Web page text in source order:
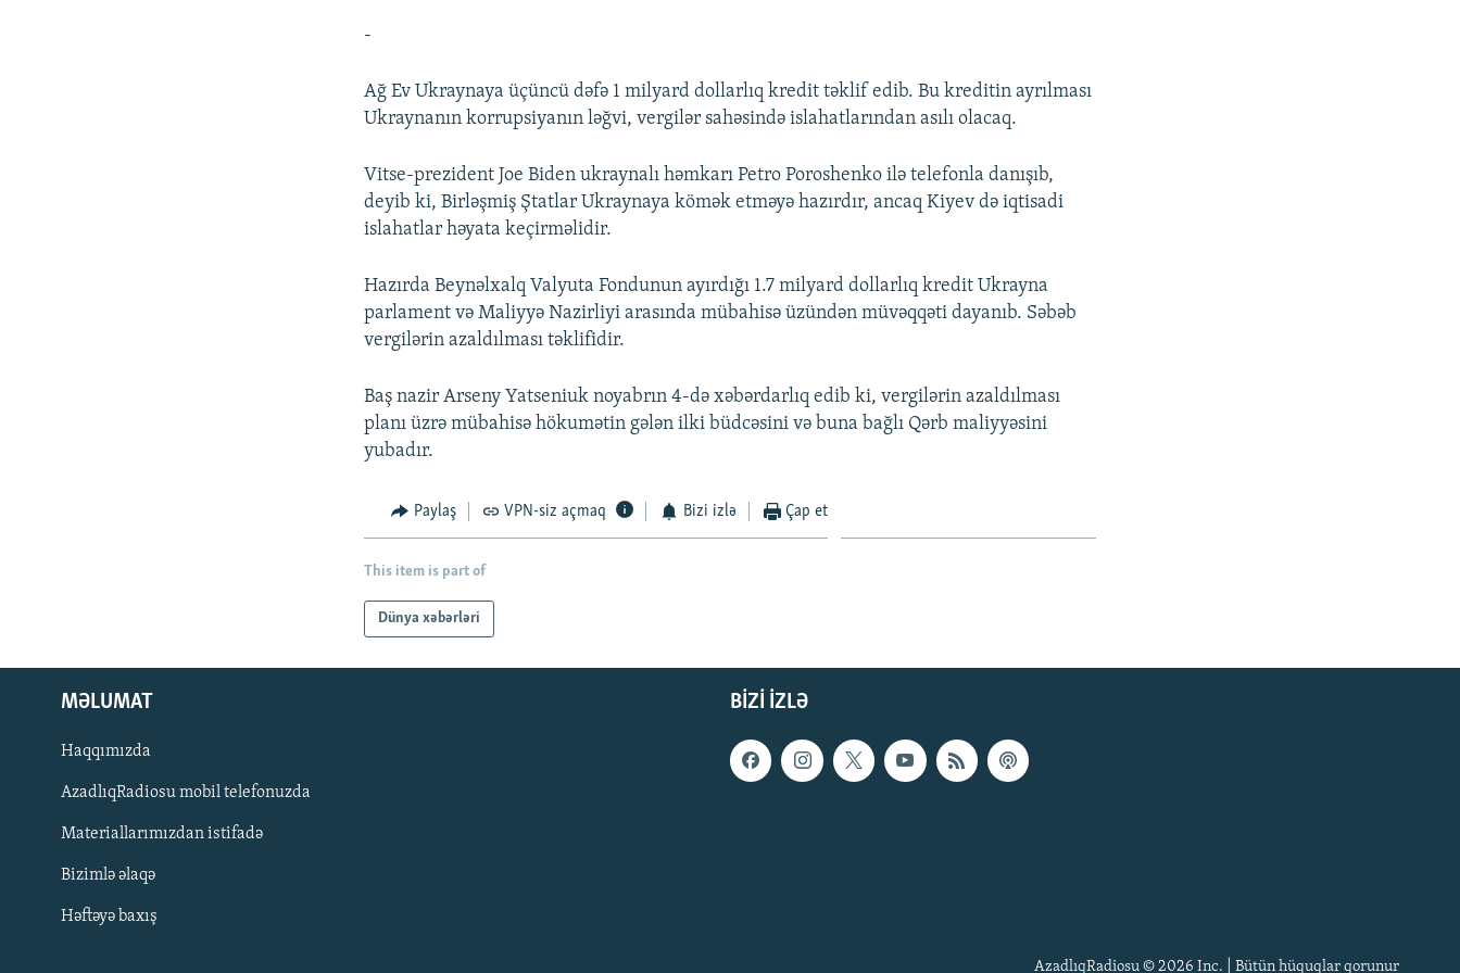
-
Ağ Ev Ukraynaya üçüncü dəfə 1 milyard dollarlıq kredit təklif edib. Bu kreditin ayrılması
Ukraynanın korrupsiyanın ləğvi, vergilər sahəsində islahatlarından asılı olacaq.
Vitse-prezident Joe Biden ukraynalı həmkarı Petro Poroshenko ilə telefonla danışıb,
deyib ki, Birləşmiş Ştatlar Ukraynaya kömək etməyə hazırdır, ancaq Kiyev də iqtisadi
islahatlar həyata keçirməlidir.
Hazırda Beynəlxalq Valyuta Fondunun ayırdığı 1.7 milyard dollarlıq kredit Ukrayna
parlament və Maliyyə Nazirliyi arasında mübahisə üzündən müvəqqəti dayanıb. Səbəb
vergilərin azaldılması təklifidir.
Baş nazir Arseny Yatseniuk noyabrın 4-də xəbərdarlıq edib ki, vergilərin azaldılması
planı üzrə mübahisə hökumətin gələn ilki büdcəsini və buna bağlı Qərb maliyyəsini
yubadır.
Paylaş VPN-siz açmaq Bizi izlə Çap et
This item is part of
Dünya xəbərləri
BIZI IZLƏ
MƏLUMAT
Haqqımızda
AzadlıqRadiosu mobil telefonuzda
Materiallarımızdan istifadə
Bizimlə əlaqə
Həftəyə baxış
AzadlıqRadiosu © 2026 Inc. | Bütün hüquqlar qorunur